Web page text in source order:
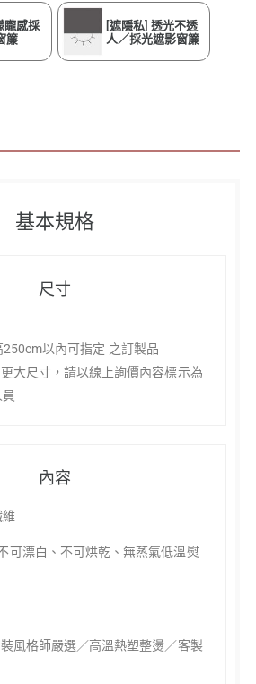
矓感採
簾
[遮隱私] 透光不透
人／採光遮影窗簾
基本規格
尺寸
以內可指定 之訂製品
大尺寸，請以線上詢價內容標示為
內容
可漂白、不可烘乾、無蒸氣低溫熨
風格師嚴選／高溫熱塑整燙／客製